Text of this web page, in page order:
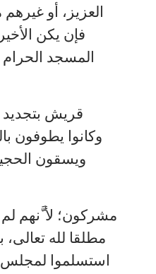
العزيز، أو
فإن يكن
المسجد الحرام
قريش بتجديد
وكانوا يطوفون
ويسقون
مشركون؛ لأ َّنهم
مطلقا لله
استسلموا لمجلس